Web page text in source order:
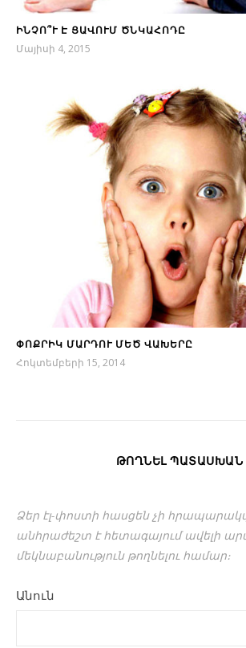
ԻՆՉՈ՞Ւ Է ՑԱՎՈՒՄ ԾՆԿԱՀՈԴԸ
Մայիսի 4, 2015
ՓՈՔՐԻԿ ՄԱՐԴՈՒ ՄԵԾ ՎԱԽԵՐԸ
Հոկտեմբերի 15, 2014
ԹՈՂՆԵԼ ՊԱՏԱՍԽԱՆ
Ձեր էլ-փոստի հասցեն չի
անհրաժեշտ է հետագայում ավելի
մեկնաբանություն թողնելու համար։
Անուն